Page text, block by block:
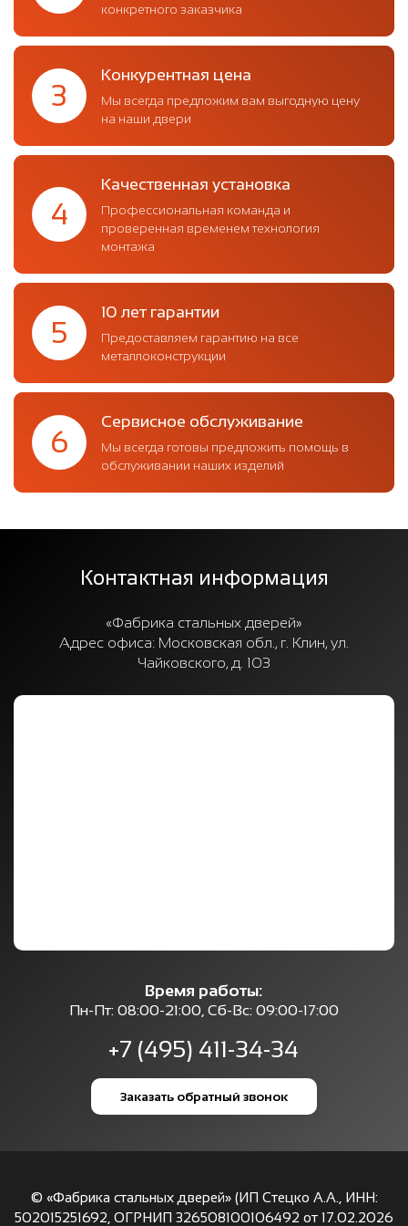
конкретного заказчика
3
Конкурентная цена
Мы всегда предложим вам выгодную цену
на наши двери
4
Качественная установка
Профессиональная команда и
проверенная временем технология
монтажа
5
10 лет гарантии
Предоставляем гарантию на все
металлоконструкции
6
Сервисное обслуживание
Мы всегда готовы предложить помощь в
обслуживании наших изделий
Контактная информация
«Фабрика стальных дверей»
Адрес офиса: Московская обл., г. Клин, ул.
Чайковского, д. 103
Время работы:
Пн-Пт: 08:00-21:00, Сб-Вс: 09:00-17:00
+7 (495) 411-34-34
Заказать обратный звонок
© «Фабрика стальных дверей» (ИП Стецко А.А., ИНН:
502015251692, ОГРНИП 326508100106492 от 17.02.2026